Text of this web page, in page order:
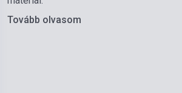
Tovább olvasom